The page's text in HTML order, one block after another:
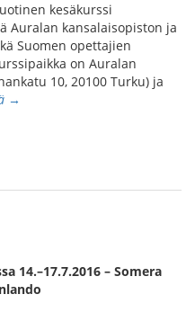
kesäkurssi
Auralan kansalaisopiston ja
Suomen opettajien
on Auralan
10, 20100 Turku) ja
→
14.–17.7.2016 – Somera